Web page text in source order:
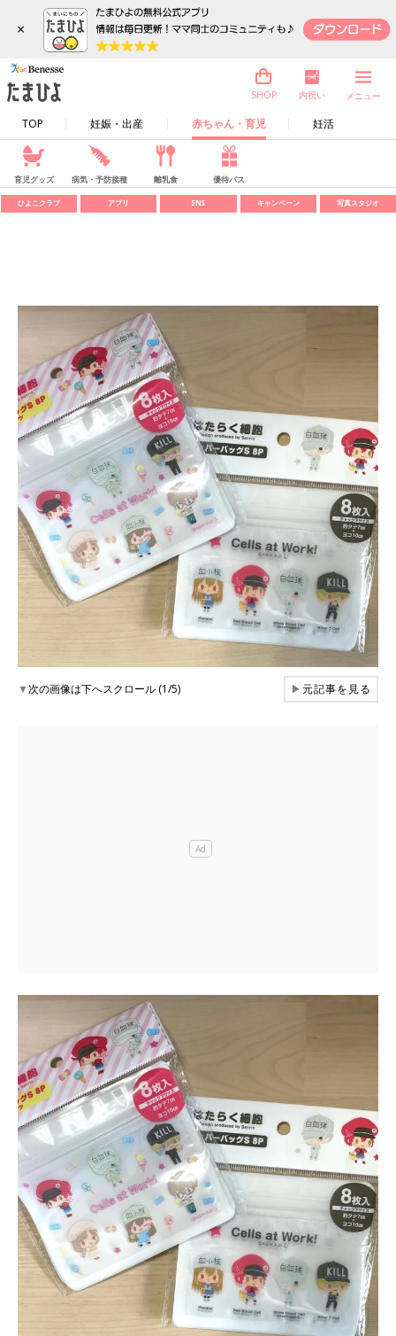
×
TOP 妊娠・出産 赤ちゃん・育児 妊活
SHOP 内祝い メニュー
育児グッズ 病気・予防接種 離乳食 優待パス
ひよこクラブ アプリ SNS キャンペーン 写真スタジオ
▼次の画像は下へスクロール (1/5) ▶元記事を見る